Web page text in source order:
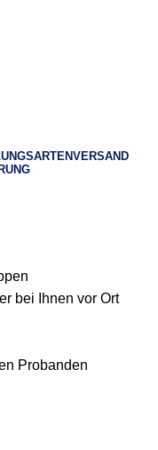
VERSAND
bei Ihnen vor Ort
Probanden